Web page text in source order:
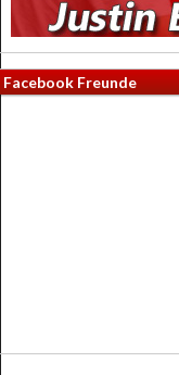
Facebook Freunde